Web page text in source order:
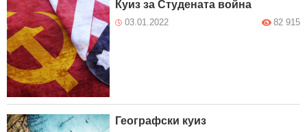
Куиз за Студената война
03.01.2022 82 915
Географски куиз